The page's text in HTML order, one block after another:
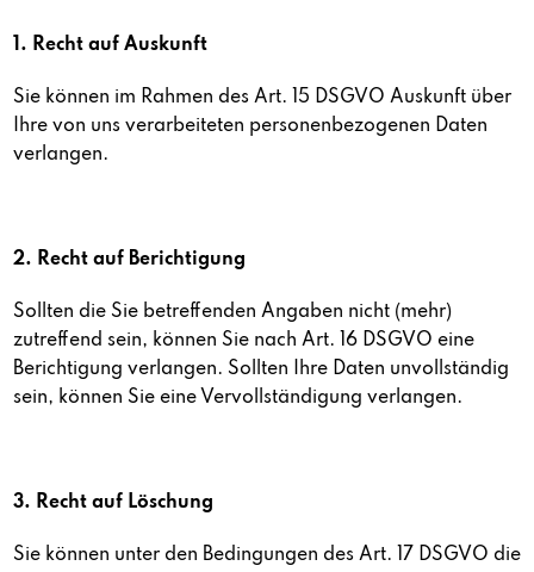
1. Recht auf Auskunft
Sie können im Rahmen des Art. 15 DSGVO Auskunft über
Ihre von uns verarbeiteten personenbezogenen Daten
verlangen.
2. Recht auf Berichtigung
Sollten die Sie betreffenden Angaben nicht (mehr)
zutreffend sein, können Sie nach Art. 16 DSGVO eine
Berichtigung verlangen. Sollten Ihre Daten unvollständig
sein, können Sie eine Vervollständigung verlangen.
3. Recht auf Löschung
Sie können unter den Bedingungen des Art. 17 DSGVO die